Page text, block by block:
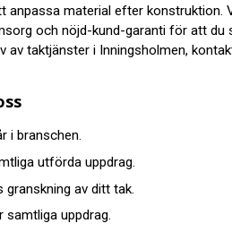
anpassa material efter konstruktion.
och nöjd-kund-garanti för att du
av taktjänster i Inningsholmen,
i branschen.
utförda uppdrag.
granskning av ditt tak.
uppdrag.